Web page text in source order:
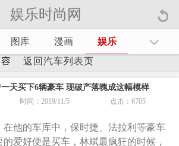
娱乐时尚网
图库 漫画
娱乐
容 返回汽车列表页
天买下6辆豪车 现破产落魄成这幅模样
时间：2019/11/5 点击：6705
他的车库中，保时捷、法拉利等豪车
爱好便是买车，林斌最疯狂的时候，
乐时尚网手机官方网站【